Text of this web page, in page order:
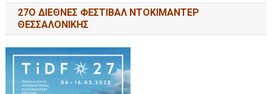
27Ο ΔΙΕΘΝΕΣ ΦΕΣΤΙΒΑΛ ΝΤΟΚΙΜΑΝΤΕΡ
ΘΕΣΣΑΛΟΝΙΚΗΣ